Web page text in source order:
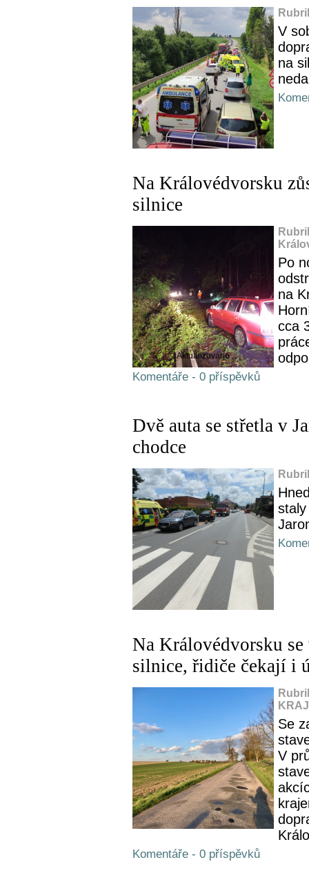
V
na
Na Královédvorsku
silnice
Aktualizováno
Po
na
cca
Komentáře - 0 příspěvků
Dvě auta se střetla v
chodce
Na Královédvorsku
silnice, řidiče čekají i
Se
V
Komentáře - 0 příspěvků